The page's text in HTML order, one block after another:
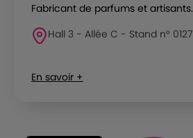
Fabricant de parfums et artisants.
Hall 3 - Allée C - Stand n° 0127
En savoir +